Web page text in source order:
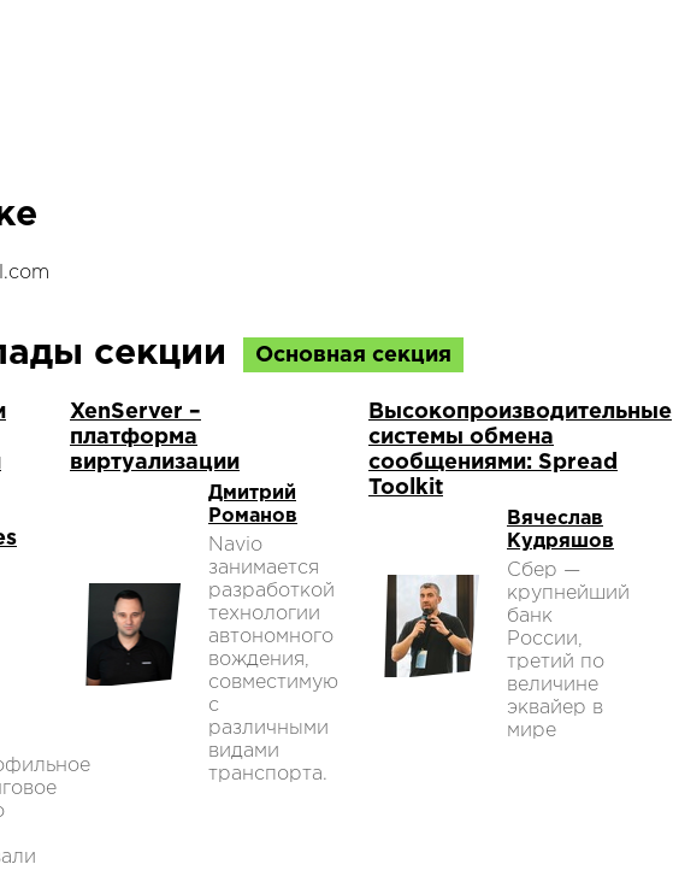
секции Основная секция
XenServer –
платформа
виртуализации
Дмитрий
Романов
Navio
занимается
разработкой
технологии
автономного
вождения,
совместимую
с
различными
видами
транспорта.
Высокопроизводительные
системы обмена
сообщениями: Spread
Toolkit
Вячеслав
Кудряшов
Сбер —
крупнейший
банк
России,
третий по
величине
эквайер в
мире